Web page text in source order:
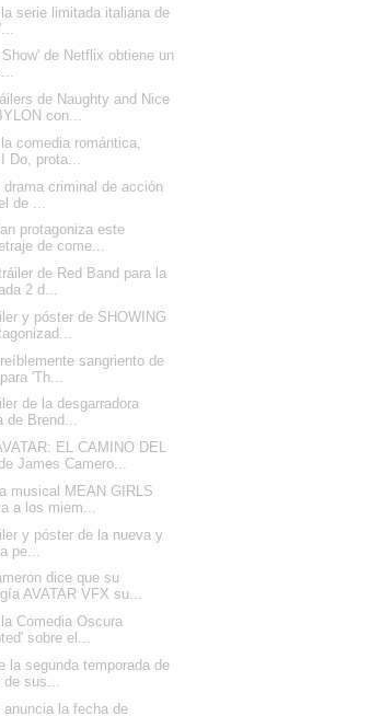
serie limitada italiana de
de Netflix obtiene un
de Naughty and Nice
con...
comedia romántica,
Do, prota...
drama criminal de acción
de ...
protagoniza este
de come...
de Red Band para la
2 d...
y póster de SHOWING
sangriento de
'Th...
de la desgarradora
de Brend...
EL CAMINO DEL
James Camero...
musical MEAN GIRLS
a los miem...
y póster de la nueva y
pe...
dice que su
AVATAR VFX su...
Comedia Oscura
sobre el...
la segunda temporada de
sus...
anuncia la fecha de